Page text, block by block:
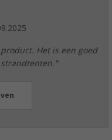
Het is een goed